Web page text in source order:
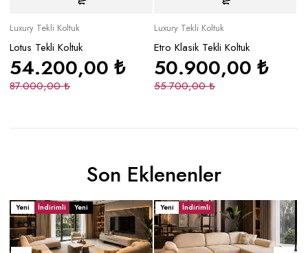
Luxury Tekli Koltuk
Lotus Tekli Koltuk
87.000,00₺
54.200,00₺
Luxury Tekli Koltuk
Etro Klasik Tekli Koltuk
55.700,00₺
50.900,00 ₺
Son Eklenenler
Yeni İndirimli Yeni Yeni İndirimli